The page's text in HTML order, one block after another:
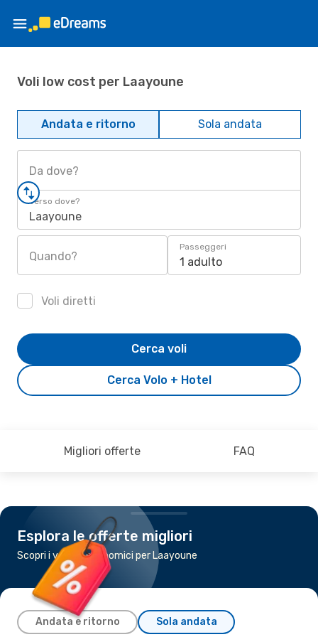
Voli low cost per Laayoune
Andata e ritorno Sola andata
Da dove?
Verso dove?
Laayoune
Quando?
Passeggeri
1 adulto
Voli diretti
Cerca Volo + Hotel
Cerca voli
Migliori offerte FAQ
Esplora le offerte migliori
Scopri i voli più economici per Laayoune
Andata e ritorno Sola andata